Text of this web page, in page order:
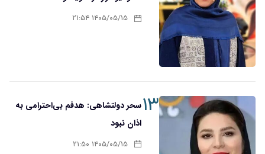
۱۴۰۵/۰۵/۱۵ ۲۱:۵۴
۱۳سحر دولتشاهی: هدفم بی‌احترامی به
اذان نبود
۱۴۰۵/۰۵/۱۵ ۲۱:۵۰